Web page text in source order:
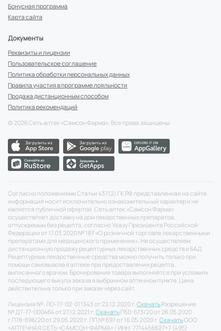
Бонусная программа
Карта сайта
Документы
Реквизиты и лицензии
Пользовательское соглашение
Политика обработки персональных данных
Правила участия в программе лояльности
Продажа дистанционным способом
Политика рекомендаций
© 2026Сеть аптек «Самсон Фарма». Все права защищены
Согласно положениями Статьи 437(2) ГК РФ представленная на сайте
информация носит исключительно ознакомительный характер и не
является публичной офертой. Сеть аптек «Самсон Фарма»
осуществляет доставку на дом лекарственных препаратов,
отпускаемым без рецепта, согласно Указу Президента Российской
Федерации от 17.03.2020 № 187 «О розничной торговле лекарственными
препаратами для медицинского применения». Не осуществляем
дистанционную продажу рецептурных лекарственных средств и БАД.
Рецептурные лекарственные средства можно получить только при
помощи самовывоза в аптеке при предоставлении рецепта,
выписанного врачом. Бронирование товара выполняется при условиях
последующего выкупа заказа в выбранном аптечном пункте. Цена
действительна только при заказе через сайт.
Лицензия №: ЛО-77-02-011343 от 22.12.2020 г.СкачатьРазрешение
№ ДТ-77-000464 от 27.12.2021 г.СкачатьП50-673/20 от 26.05.2020
г.П78-696/20 от 29.05.2020 г. ПП № 697 от 16.05.2020 г.СкачатьООО
«АПТЕЧНАЯ СЕТЬ «САМСОН-ФАРМА» / ИНН: 7714456627+7 (495)